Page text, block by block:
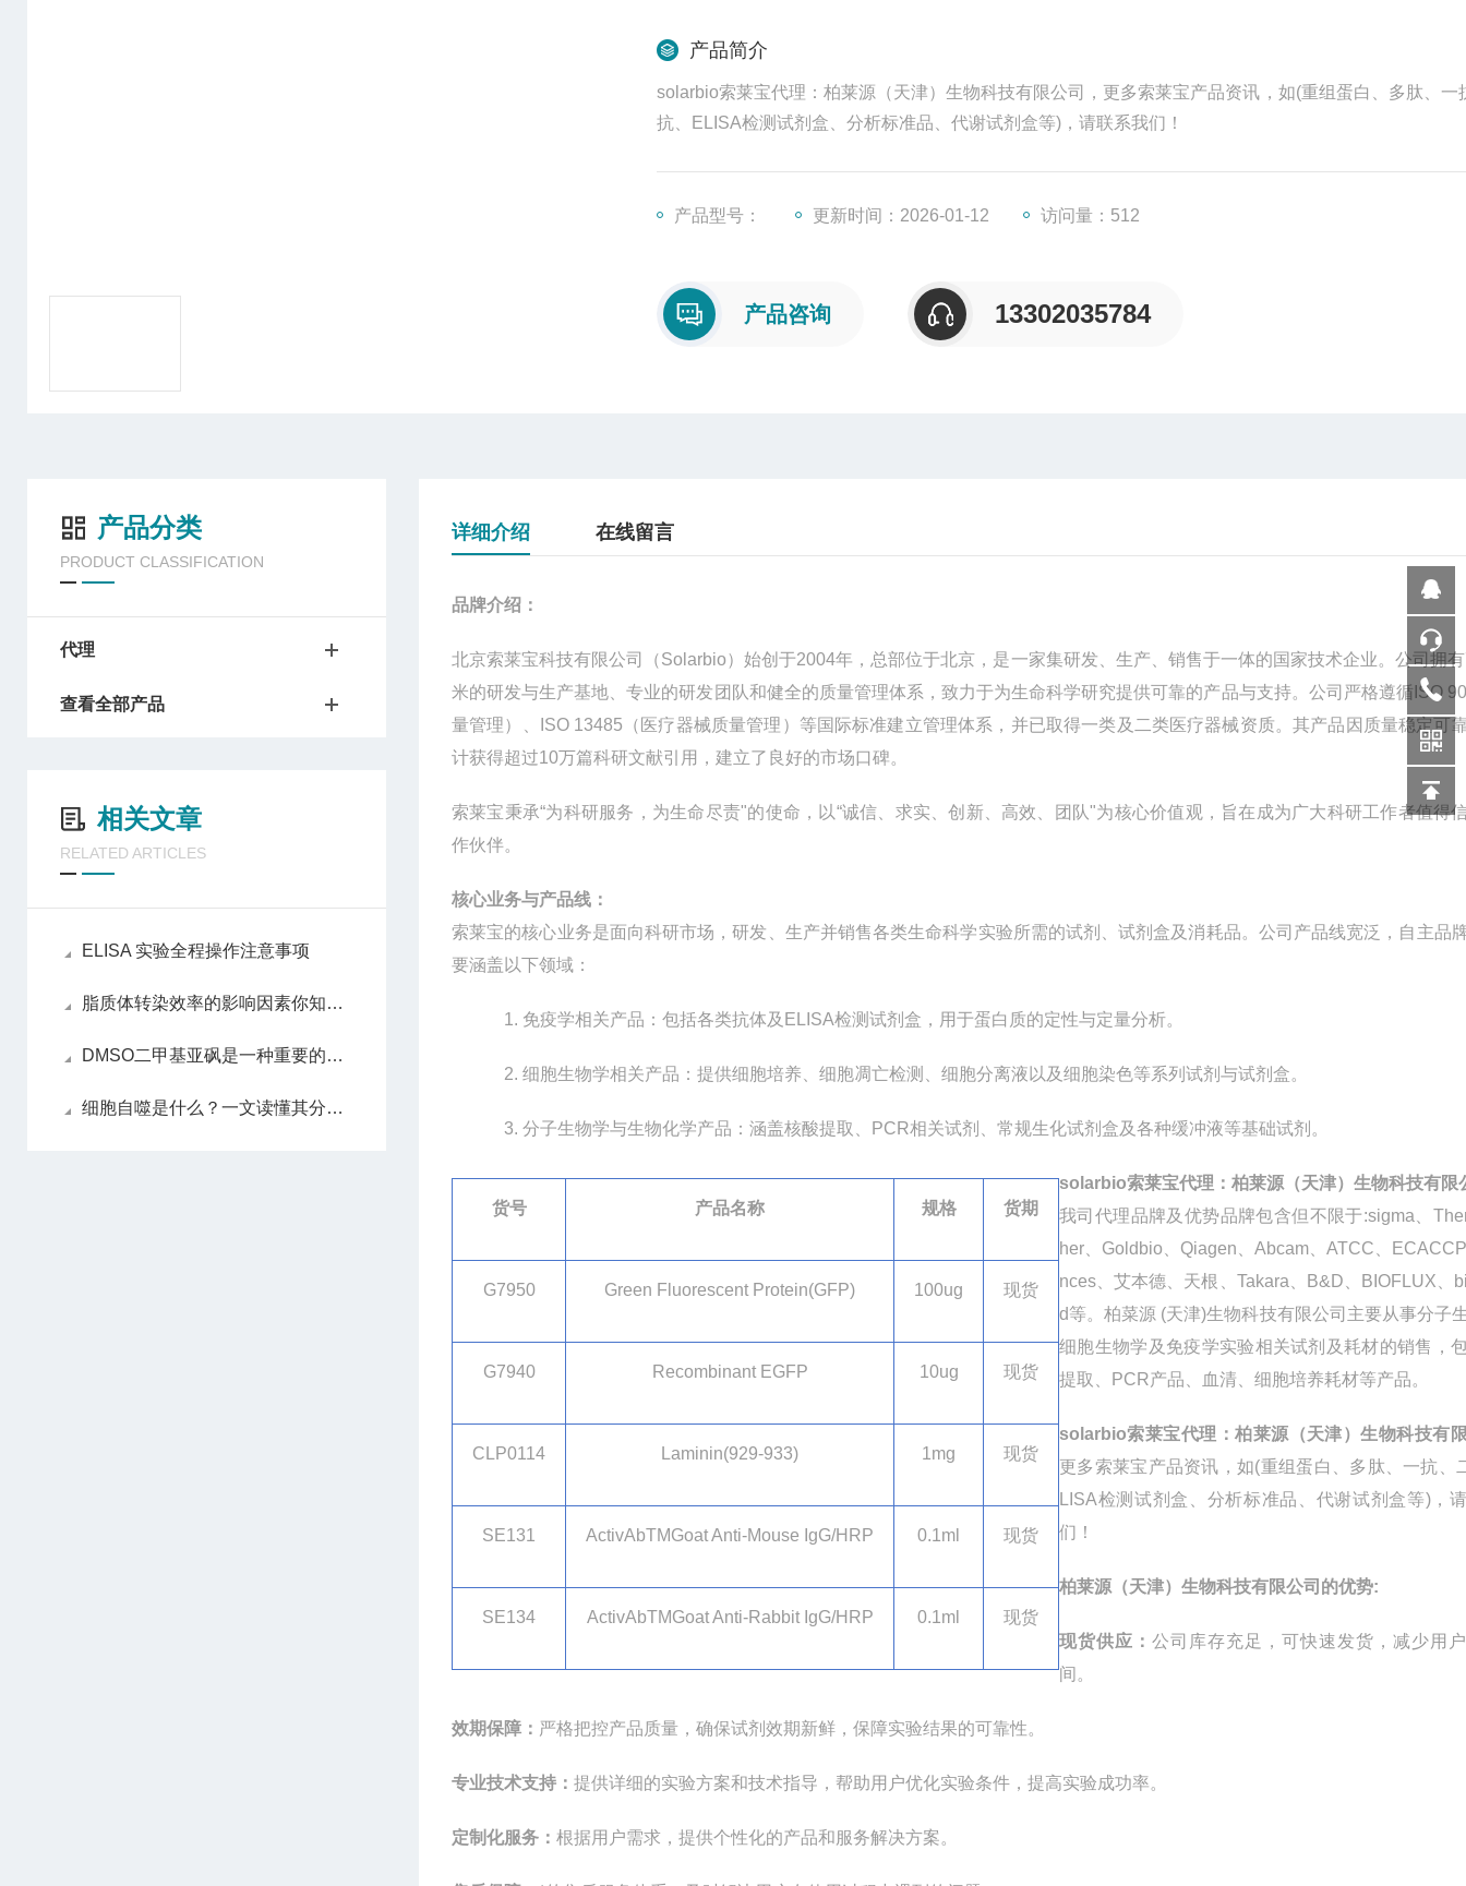
产品简介
solarbio索莱宝代理：柏莱源（天津）生物科技有限公司，更多索莱宝产品资讯，如(重组蛋白、多肽、一
抗、ELISA检测试剂盒、分析标准品、代谢试剂盒等)，请联系我们！
产品型号： 更新时间：2026-01-12 访问量：512
产品咨询 13302035784
产品分类
PRODUCT CLASSIFICATION
代理
查看全部产品
相关文章
RELATED ARTICLES
ELISA 实验全程操作注意事项
脂质体转染效率的影响因素你知道吗？
DMSO二甲基亚砜是一种重要的渗透性细胞保护剂
细胞自噬是什么？一文读懂其分类、机制与功能
详细介绍 在线留言
品牌介绍：
北京索莱宝科技有限公司（Solarbio）始创于2004年，总部位于北京，是一家集研发、生产、销售于一体的国家技术企业。公司拥有
米的研发与生产基地、专业的研发团队和健全的质量管理体系，致力于为生命科学研究提供可靠的产品与支持。公司严格遵循 ISO
量管理）、
ISO 13485 （医疗器械质量管理）等国际标准建立管理体系，并已取得一类及二类医疗器械资质。其产品因质量稳定可
计获得超过10万篇科研文献引用，建立了良好的市场口碑。
索莱宝秉承“为科研服务，为生命尽责"的使命，以“诚信、求实、创新、高效、团队"为核心价值观，旨在成为广大科研工作者值得
作伙伴。
核心业务与产品线：
索莱宝的核心业务是面向科研市场，研发、生产并销售各类生命科学实验所需的试剂、试剂盒及消耗品。公司产品线宽泛，自主品
要涵盖以下领域：
1. 免疫学相关产品：包括各类抗体及 ELISA检测试剂盒，用于蛋白质的定性与定量分析。
2. 细胞生物学相关产品：提供细胞培养、细胞凋亡检测、细胞分离液以及细胞染色等系列试剂与试剂盒。
3. 分子生物学与生物化学产品：涵盖核酸提取、 PCR相关试剂、常规生化试剂盒及各种缓冲液等基础试剂。
货号 产品名称 规格 货期
G7950 Green Fluorescent Protein(GFP) 100ug 现货
G7940 Recombinant EGFP 10ug 现货
CLP0114 Laminin(929-933) 1mg 现货
SE131 ActivAbTMGoat Anti-Mouse IgG/HRP 0.1ml 现货
SE134 ActivAbTMGoat Anti-Rabbit IgG/HRP 0.1ml 现货
solarbio索莱宝代理 ：柏莱源（天津）生物科技有限
我司代理品牌及优势品牌包含但不限于:sigma
her
Goldbio Qiagen Abcam ATCC
nces 、艾本德、天根、 Takara B&D BIOFLUX
d等。柏菜源 (天津)生物科技有限公司主要从事分子
细胞生物学及免疫学实验相关试剂及耗材的销售，
提取、
PCR产品、血清、细胞培养耗材等产品。
solarbio索莱宝代理 ：柏莱源（天津）生物科技有
更多 索莱宝产品资讯，如(重组蛋白、多肽、一抗、
LISA检测试剂盒、分析标准品、代谢试剂盒等)，
们！
柏莱源（天津）生物科技有限公司的优势:
现货供应： 公司库存充足，可快速发货，减少用
间。
效期保障： 严格把控产品质量，确保试剂效期新鲜，保障实验结果的可靠性。
专业技术支持： 提供详细的实验方案和技术指导，帮助用户优化实验条件，提高实验成功率。
定制化服务： 根据用户需求，提供个性化的产品和服务解决方案。